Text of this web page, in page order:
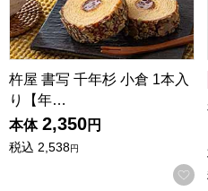
杵屋 書写 千年杉 小倉 1本入
り【年…
本体 2,350円
税込 2,538円
お